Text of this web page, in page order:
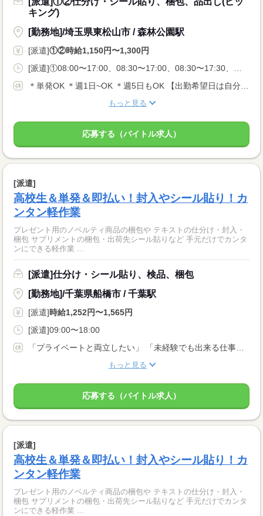
キング)
[勤務地]/埼玉県東松山市 / 森林公園駅
[派遣]①②時給1,150円〜1,300円
[派遣]①08:00〜17:00、08:30〜17:00、08:30〜17:30、②08:45〜17:30、09:00〜17:00、09:00〜17:30
＊単発OK ＊週1日~OK ＊週5日もOK 【出勤希望日は自分次第！】 学校、部活、その他プライベートなど ライフスタイルに合わせて自由に働けます！
もっと見る
応募する（バイトル求人）
[派遣]
高校生＆単発＆即払い！封入やシール貼り！カ
ンタン軽作業
プレゼント用のノベルティ商品の梱包や テキストの仕分け・封入・
梱包 サプリメントの梱包・出荷先シール貼りなど 手元だけでカンタ
ンにできる軽作業 ...
[派遣]仕分け・シール貼り、検品、梱包
[勤務地]/千葉県船橋市 / 千葉駅
[派遣]時給1,252円〜1,565円
[派遣]09:00〜18:00
「プライベートと両立したい」 「未経験でも出来る仕事がしたい」 など… 応募理由は何でもOK！
もっと見る
応募する（バイトル求人）
[派遣]
高校生＆単発＆即払い！封入やシール貼り！カ
ンタン軽作業
プレゼント用のノベルティ商品の梱包や テキストの仕分け・封入・
梱包 サプリメントの梱包・出荷先シール貼りなど 手元だけでカンタ
ンにできる軽作業 ...